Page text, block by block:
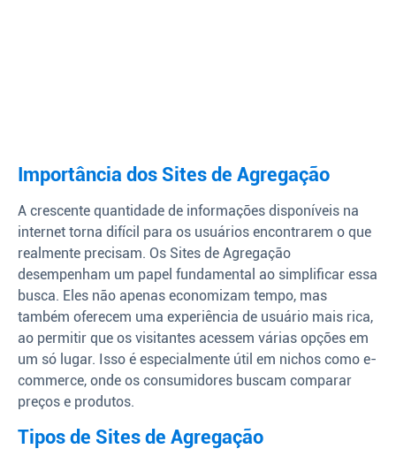
Importância dos Sites de Agregação
A crescente quantidade de informações disponíveis na
internet torna difícil para os usuários encontrarem o que
realmente precisam. Os Sites de Agregação
desempenham um papel fundamental ao simplificar essa
busca. Eles não apenas economizam tempo, mas
também oferecem uma experiência de usuário mais rica,
ao permitir que os visitantes acessem várias opções em
um só lugar. Isso é especialmente útil em nichos como e-
commerce, onde os consumidores buscam comparar
preços e produtos.
Tipos de Sites de Agregação